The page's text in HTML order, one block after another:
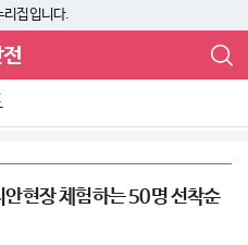
리집입니다.
안현장 체험하는 50명 선착순